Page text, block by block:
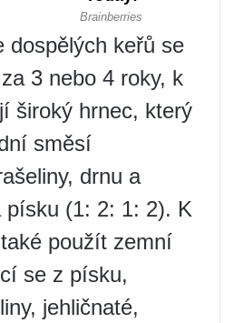
dospělých keřů se
3 nebo 4 roky, k
široký hrnec, který
směsí
drnu a
písku (1: 2: 1: 2). K
použít zemní
se z písku,
jehličnaté,